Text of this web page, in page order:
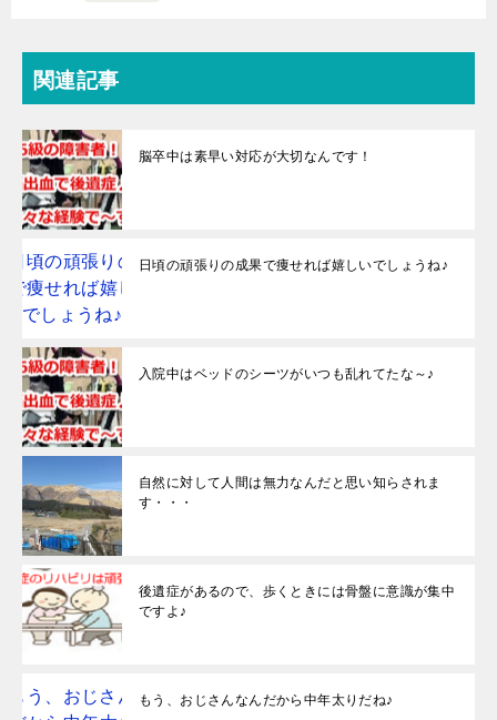
関連記事
脳卒中は素早い対応が大切なんです！
日頃の頑張りの成果で痩せれば嬉しいでしょうね♪
入院中はベッドのシーツがいつも乱れてたな～♪
自然に対して人間は無力なんだと思い知らされま
す・・・
後遺症があるので、歩くときには骨盤に意識が集中
ですよ♪
もう、おじさんなんだから中年太りだね♪